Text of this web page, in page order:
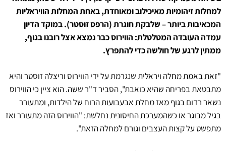
למחלות זיהומיות מאיכילוב ומאוחדת, באחת המחלות הוויראליות
המכאיבות ביותר – שלבקת חוגרת (הרפס זוסטר). במוקד הדיון
עמדה העובדה המטלטלת: הווירוס כבר נמצא אצל רובנו בגוף,
ממתין לרגע של חולשה כדי להתפרץ.
"זאת באמת מחלה ויראלית שנגרמת על ידי הווירוס וריצלה זוסטר והיא
מתבטאת בפריחה שהיא כואבת", הסביר ד"ר ששה. הוא ציין כי הווירוס
נשאר רדום בגוף מאז מחלת אבעבועות הרוח של הילדות, ומתעורר
בגיל מבוגר או כשהמערכת החיסונית נחלשת: "הווירוס הזה מתעורר ואז
מתפשט על קצות העצבים וגורם למחלה הזאת".